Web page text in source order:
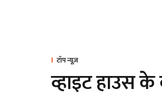
टॉप न्यूज़
व्हाइट हाउस के